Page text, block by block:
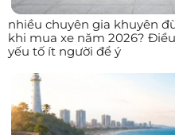
nhiều chuyên gia khuyên
khi mua xe năm 2026?
yếu tố ít người để ý